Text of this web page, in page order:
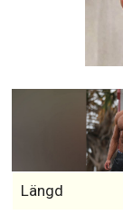
Längd